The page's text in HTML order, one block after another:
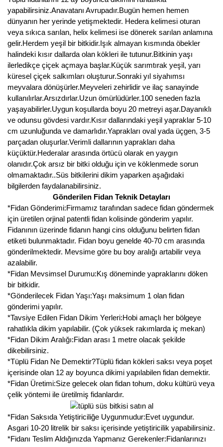
yapabilirsiniz.Anavatanı Avrupadır.Bugün hemen hemen
dünyanın her yerinde yetişmektedir. Hedera kelimesi oturan
veya sıkıca sarılan, helix kelimesi ise dönerek sarılan anlamına
gelir.Herdem yeşil bir bitkidir.Işık almayan kısmında öbekler
halindeki kısır dallarda olan kökleri ile tutunur.Bitkinin yaşı
ilerledikçe çiçek açmaya başlar.Küçük sarımtırak yeşil, yarı
küresel çiçek salkımları oluşturur.Sonraki yıl siyahımsı
meyvalara dönüşürler.Meyveleri zehirlidir ve ilaç sanayinde
kullanılırlar.Arsızdırlar.Uzun ömürlüdürler.100 seneden fazla
yaşayabilirler.Uygun koşullarda boyu 20 metreyi aşar.Dayanıklı
ve odunsu gövdesi vardır.Kısır dallarındaki yeşil yapraklar 5-10
cm uzunluğunda ve damarlıdır.Yaprakları oval yada üçgen, 3-5
parçadan oluşurlar.Verimli dallarının yaprakları daha
küçüktür.Hederalar arasında örtücü olarak en yaygın
olanıdır.Çok arsız bir bitki olduğu için ve köklenmede sorun
olmamaktadır..Süs bitkilerini dikim yaparken aşağıdaki
bilgilerden faydalanabilirsiniz.
Gönderilen Fidan Teknik Detayları
*Fidan Gönderimi:Firmamız tarafından sadece fidan göndermek
için üretilen orjinal patentli fidan kolisinde gönderim yapılır.
Fidanının üzerinde fidanın hangi cins olduğunu belirten fidan
etiketi bulunmaktadır. Fidan boyu genelde 40-70 cm arasında
gönderilmektedir. Mevsime göre bu boy aralığı artabilir veya
azalabilir.
*Fidan Mevsimsel Durumu:Kış döneminde yapraklarını döken
bir bitkidir.
*Gönderilecek Fidan Yaşı:Yaşı maksimum 1 olan fidan
gönderimi yapılır.
*Tavsiye Edilen Fidan Dikim Yerleri:Hobi amaçlı her bölgeye
rahatlıkla dikim yapılabilir. (Çok yüksek rakımlarda iç mekan)
*Fidan Dikim Aralığı:Fidan arası 1 metre olacak şekilde
dikebilirsiniz.
*Tüplü Fidan Ne Demektir?Tüplü fidan kökleri saksı veya poşet
içerisinde olan 12 ay boyunca dikimi yapılabilen fidan demektir.
*Fidan Üretimi:Size gelecek olan fidan tohum, doku kültürü veya
çelik yöntemi ile üretilmiş fidanlardır.
*Fidan Saksıda Yetiştiriciliğe Uygunmudur:Evet uygundur.
Asgari 10-20 litrelik bir saksı içerisinde yetiştiricilik yapabilirsiniz.
*Fidanı Teslim Aldığınızda Yapmanız Gerekenler:Fidanlarınızı
Kocayemiş Fidanı
Kuşburnu Fidanı
Liçi Fidanı
Longan Fidanı
Malta Eriği Fidanı
Mango Fidanı
Melez Meyveler
Murt Fidanı
Muşmula Fidanı
Muz Fidanı
Nadir Çeşit Meyveler
Nar Fidanı
Narenciye Fidanları
Nektarin Fidanı
Papaya Fidanı
Pepino Fidanı
Pitaya Fidanı
Şeftali Fidanı
Trabzon Hurması Fidanı
Üzüm Fidanı
Vişne Fidanı